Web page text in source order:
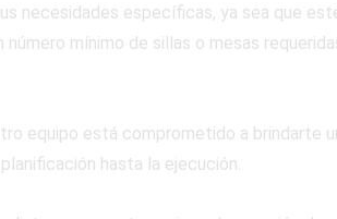
necesidades específicas, ya sea que
número mínimo de sillas o mesas
equipo está comprometido a brindarte
hasta la ejecución.